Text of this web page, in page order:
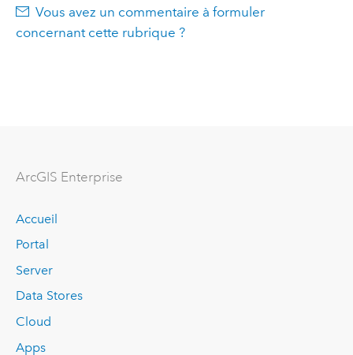
Vous avez un commentaire à formuler
concernant cette rubrique ?
ArcGIS Enterprise
Accueil
Portal
Server
Data Stores
Cloud
Apps